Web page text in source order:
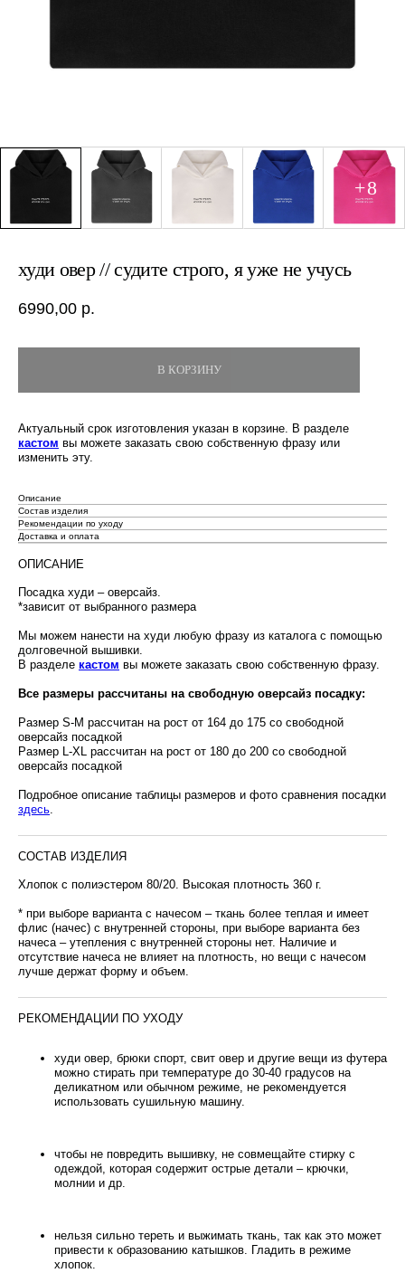
худи овер // судите строго, я уже не учусь
6990,00 р.
В КОРЗИНУ
Актуальный срок изготовления указан в корзине. В разделе
кастом вы можете заказать свою собственную фразу или
изменить эту.
Описание
Состав изделия
Рекомендации по уходу
Доставка и оплата
ОПИСАНИЕ
Посадка худи – оверсайз.
*зависит от выбранного размера
Мы можем нанести на худи любую фразу из каталога с помощью
долговечной вышивки.
В разделе кастом вы можете заказать свою собственную фразу.
Все размеры рассчитаны на свободную оверсайз посадку:
Размер S-M рассчитан на рост от 164 до 175 со свободной
оверсайз посадкой
Размер L-XL рассчитан на рост от 180 до 200 со свободной
оверсайз посадкой
Подробное описание таблицы размеров и фото сравнения посадки
здесь.
СОСТАВ ИЗДЕЛИЯ
Хлопок с полиэстером 80/20. Высокая плотность 360 г.
* при выборе варианта с начесом – ткань более теплая и имеет
флис (начес) с внутренней стороны, при выборе варианта без
начеса – утепления с внутренней стороны нет. Наличие и
отсутствие начеса не влияет на плотность, но вещи с начесом
лучше держат форму и объем.
РЕКОМЕНДАЦИИ ПО УХОДУ
худи овер, брюки спорт, свит овер и другие вещи из футера
можно стирать при температуре до 30-40 градусов на
деликатном или обычном режиме, не рекомендуется
использовать сушильную машину.
чтобы не повредить вышивку, не совмещайте стирку с
одеждой, которая содержит острые детали – крючки,
молнии и др.
нельзя сильно тереть и выжимать ткань, так как это может
привести к образованию катышков. Гладить в режиме
хлопок.